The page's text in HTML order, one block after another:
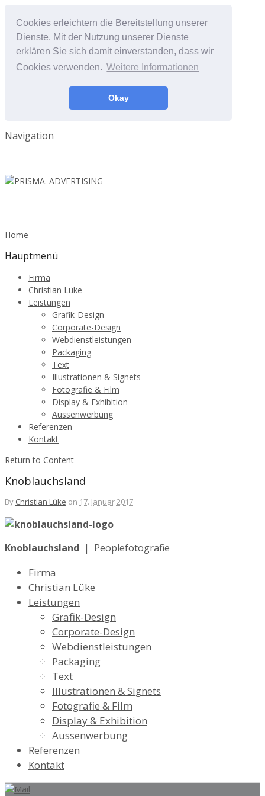
Cookies erleichtern die Bereitstellung unserer
Dienste. Mit der Nutzung unserer Dienste
erklären Sie sich damit einverstanden, dass wir
Cookies verwenden. Weitere Informationen
Okay
Navigation
Home
Hauptmenü
Firma
Christian Lüke
Leistungen
Grafik-Design
Corporate-Design
Webdienstleistungen
Packaging
Text
Illustrationen & Signets
Fotografie & Film
Display & Exhibition
Aussenwerbung
Referenzen
Kontakt
Return to Content
Knoblauchsland
By Christian Lüke on 17. Januar 2017
Knoblauchsland | Peoplefotografie
Firma
Christian Lüke
Leistungen
Grafik-Design
Corporate-Design
Webdienstleistungen
Packaging
Text
Illustrationen & Signets
Fotografie & Film
Display & Exhibition
Aussenwerbung
Referenzen
Kontakt